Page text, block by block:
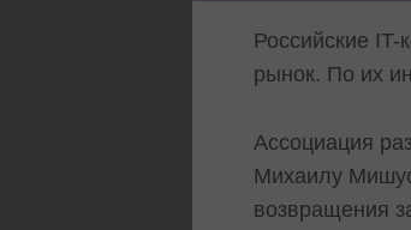
Российские
рынок. По их
Ассоциация
Михаилу
возвращения